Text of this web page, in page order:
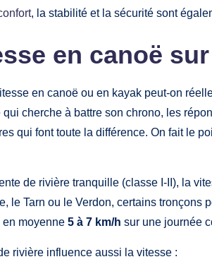
, la stabilité et la sécurité sont
en canoë
en canoë ou en kayak peut-on
qui cherche à battre son chrono, les
qui font toute la différence. On fait le
de rivière tranquille (classe I-II), la
le Tarn ou le Verdon, certains
en moyenne 5 à 7 km/h sur une journée
rivière influence aussi la vitesse :